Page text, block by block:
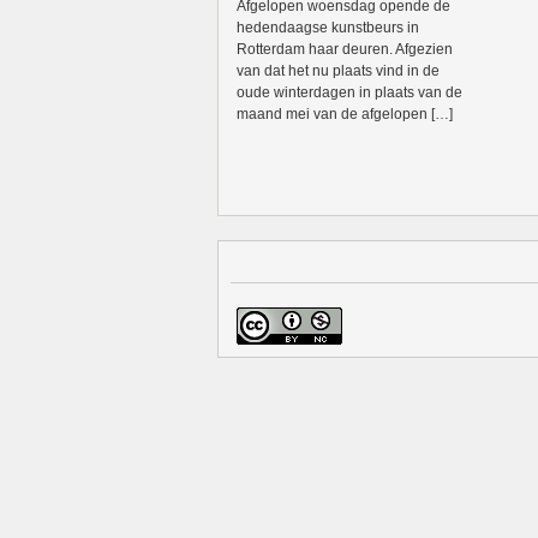
Afgelopen woensdag opende de
hedendaagse kunstbeurs in
Rotterdam haar deuren. Afgezien
van dat het nu plaats vind in de
oude winterdagen in plaats van de
maand mei van de afgelopen […]